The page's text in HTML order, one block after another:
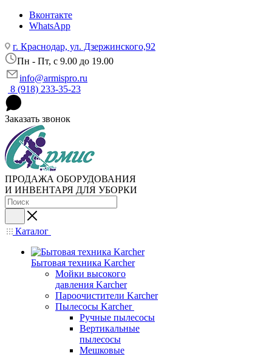
Вконтакте
WhatsApp
г. Краснодар, ул. Дзержинского,92
Пн - Пт, c 9.00 до 19.00
info@armispro.ru
8 (918) 233-35-23
Заказать звонок
ПРОДАЖА ОБОРУДОВАНИЯ
И ИНВЕНТАРЯ ДЛЯ УБОРКИ
Каталог
Бытовая техника Karcher
Мойки высокого
давления Karcher
Пароочистители Karcher
Пылесосы Karcher
Ручные пылесосы
Вертикальные
пылесосы
Мешковые